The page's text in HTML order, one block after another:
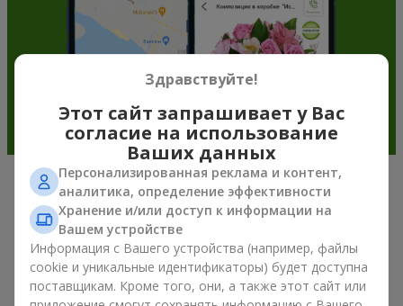
Подарочные корзины —
универсальный подарок к любому
празднику
Если вы ищете универсальный подарок, но времени в
Здравствуйте!
Этот сайт запрашивает у Вас
согласие на использование
Ваших данных
Персонализированная реклама и контент,
аналитика, определение эффективности
Хранение и/или доступ к информации на
Вашем устройстве
Информация с Вашего устройства (например, файлы
cookie и уникальные идентификаторы) будет доступна
поставщикам. Кроме того, они, а также этот сайт или